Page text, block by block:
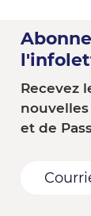
Recevez
nouvelles
et de